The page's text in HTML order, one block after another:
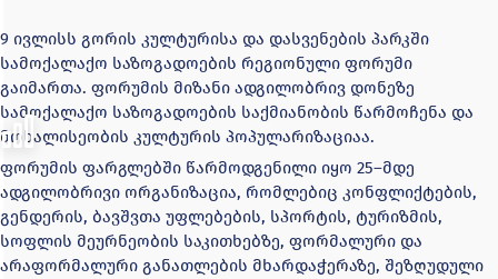
9 ივლისს გორის კულტურისა და დასვენების პარკში
სამოქალაქო საზოგადოების რეგიონული ფორუმი
გაიმართა. ფორუმის მიზანი ადგილობრივ დონეზე
სამოქალაქო საზოგადოების საქმიანობის წარმოჩენა და
მოხალისეობის კულტურის პოპულარიზაციაა.
ფორუმის ფარგლებში წარმოდგენილი იყო 25–მდე
ადგილობრივი ორგანიზაცია, რომლებიც კონფლიქტების,
გენდერის, ბავშვთა უფლებების, სპორტის, ტურიზმის,
სოფლის მეურნეობის საკითხებზე, ფორმალური და
არაფორმალური განათლების მხარდაჭერაზე, შეზღუდული